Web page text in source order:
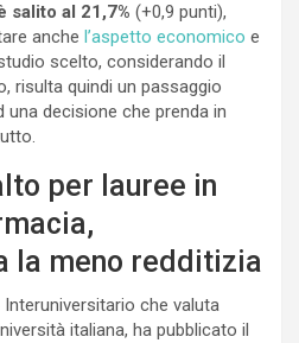
salito al 21,7% (+0,9 punti),
anche l’aspetto economico e
scelto, considerando il
risulta quindi un passaggio
decisione che prenda in
per lauree in
la meno redditizia
che valuta
italiana, ha pubblicato il